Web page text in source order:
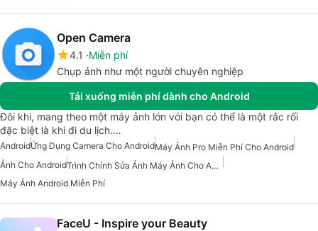
Open Camera
4.1
Miễn phí
Chụp ảnh như một người chuyên nghiệp
Tải xuống miễn phí dành cho Android
Đôi khi, mang theo một máy ảnh lớn với bạn có thể là một rắc rối
đặc biệt là khi đi du lịch.…
AndroidỨng Dụng Camera Cho AndroidMáy Ảnh Pro Miễn Phí Cho Android
Ảnh Cho Android
Trình Chỉnh Sửa Ảnh Máy Ảnh Cho Android
Máy Ảnh Android Miễn Phí
FaceU - Inspire your Beauty